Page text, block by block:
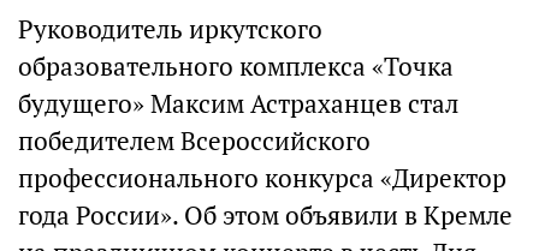
Руководитель иркутского
образовательного комплекса «Точка
будущего» Максим Астраханцев стал
победителем Всероссийского
профессионального конкурса «Директор
года России». Об этом объявили в Кремле